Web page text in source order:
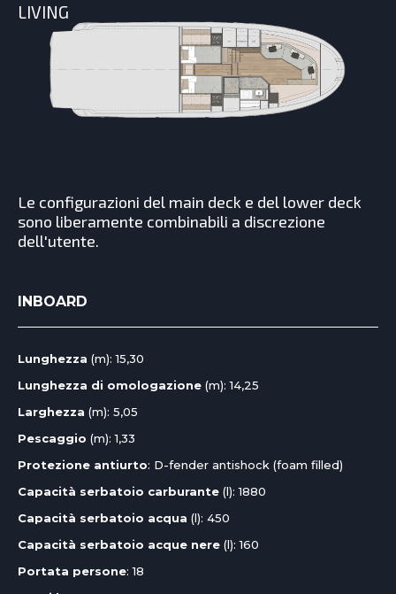
LIVING
Le configurazioni del main deck e del lower deck
sono liberamente combinabili a discrezione
dell'utente.
INBOARD
Lunghezza (m): 15,30
Lunghezza di omologazione (m): 14,25
Larghezza (m): 5,05
Pescaggio (m): 1,33
Protezione antiurto: D-fender antishock (foam filled)
Capacità serbatoio carburante (l): 1880
Capacità serbatoio acqua (l): 450
Capacità serbatoio acque nere (l): 160
Portata persone: 18